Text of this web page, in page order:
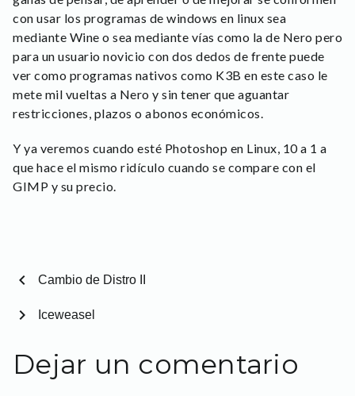
con usar los programas de windows en linux sea
mediante Wine o sea mediante vías como la de Nero pero
para un usuario novicio con dos dedos de frente puede
ver como programas nativos como K3B en este caso le
mete mil vueltas a Nero y sin tener que aguantar
restricciones, plazos o abonos económicos.
Y ya veremos cuando esté Photoshop en Linux, 10 a 1 a
que hace el mismo ridículo cuando se compare con el
GIMP y su precio.
chevron_left Cambio de Distro II
Iceweasel
chevron_right
Dejar un comentario